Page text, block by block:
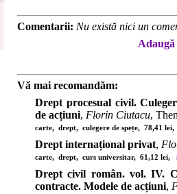
Comentarii: Nu există nici un
Vă mai recomandăm:
Drept procesual civil.
de acțiuni, Florin Ciutacu,
carte, drept, culegere de spețe, 78,41
Drept internațional privat,
carte, drept, curs universitar, 61,12 lei,
Drept civil român. vol. IV.
contracte. Modele de acțiuni,